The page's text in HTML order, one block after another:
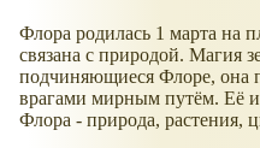
Флора родилась 1 марта на
связана с природой. Магия
подчиняющиеся Флоре, она
врагами мирным путём. Её
Флора - природа, растения,